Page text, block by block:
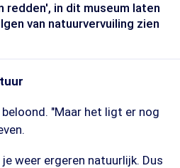
redden', in dit museum laten
van natuurvervuiling zien
"Maar het ligt er nog
weer ergeren natuurlijk. Dus